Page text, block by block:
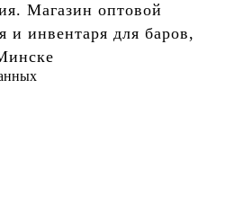
Магазин оптовой
и инвентаря для баров,